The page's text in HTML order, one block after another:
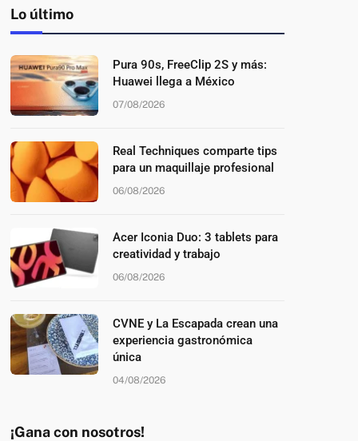
Lo último
Pura 90s, FreeClip 2S y más:
Huawei llega a México
07/08/2026
Real Techniques comparte tips
para un maquillaje profesional
06/08/2026
Acer Iconia Duo: 3 tablets para
creatividad y trabajo
06/08/2026
CVNE y La Escapada crean una
experiencia gastronómica
única
04/08/2026
¡Gana con nosotros!